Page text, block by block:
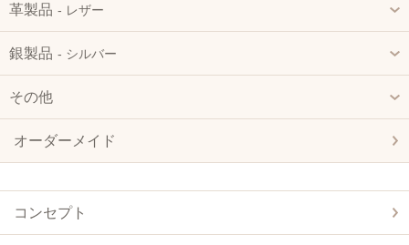
革製品 ‐ レザー
銀製品 ‐ シルバー
その他
オーダーメイド
コンセプト